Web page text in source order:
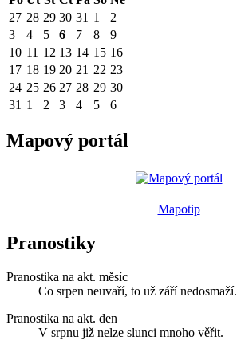
27 28 29 30 31 1
2
3
4 5 6 7 8
9
10 11 12 13 14 15 16
17 18 19 20 21 22 23
24 25 26 27 28 29 30
31 1 2 3 4 5 6
Mapový portál
Mapotip
Pranostiky
Pranostika na akt. měsíc
Co srpen neuvaří, to už září nedosmaží.
Pranostika na akt. den
V srpnu již nelze slunci mnoho věřit.